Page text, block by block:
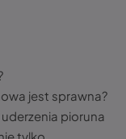
jest sprawna?
pioruna